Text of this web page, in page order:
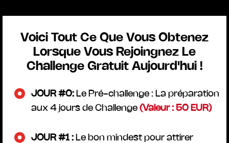
Voici Tout Ce Que Vous Obtenez
Lorsque Vous Rejoingnez Le
Challenge Gratuit Aujourd'hui !
JOUR #0: Le Pré-challenge : La préparation
aux 4 jours de Challenge(Valeur : 50 EUR)
JOUR #1 : Le bon mindest pour attirer